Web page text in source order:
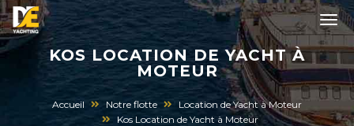
KOS LOCATION DE YACHT À
MOTEUR
Accueil Notre flotte
Location de Yacht à Moteur
Kos Location de Yacht à Moteur